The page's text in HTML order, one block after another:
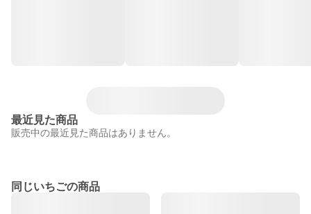
最近見た商品
販売中の最近見た商品はありません。
同じいちごの商品